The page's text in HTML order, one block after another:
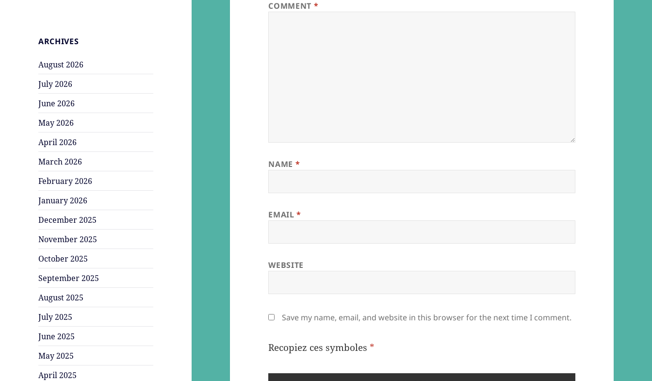
ARCHIVES
August 2026
July 2026
June 2026
May 2026
April 2026
March 2026
February 2026
January 2026
December 2025
November 2025
October 2025
September 2025
August 2025
July 2025
June 2025
May 2025
April 2025
COMMENT *
NAME *
EMAIL*
WEBSITE
Save my name, email, and website in this browser for the next time I comment.
Recopiez ces symboles *